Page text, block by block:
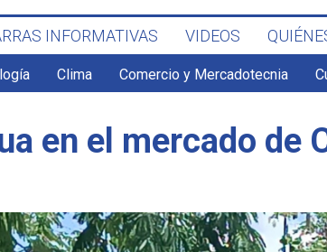
INFORMATIVAS VIDEOS
Clima Comercio y Mercadotecnia
en el mercado de